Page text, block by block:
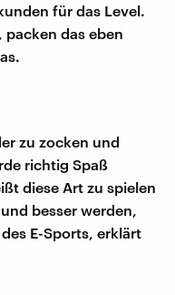
für das Level.
das eben
zu zocken und
richtig Spaß
diese Art zu spielen
besser werden,
E-Sports, erklärt